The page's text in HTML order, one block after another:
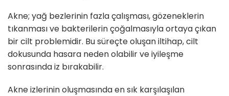
Akne; yağ bezlerinin fazla çalışması, gözeneklerin
tıkanması ve bakterilerin çoğalmasıyla ortaya çıkan
bir cilt problemidir. Bu süreçte oluşan iltihap, cilt
dokusunda hasara neden olabilir ve iyileşme
sonrasında iz bırakabilir.
Akne izlerinin oluşmasında en sık karşılaşılan